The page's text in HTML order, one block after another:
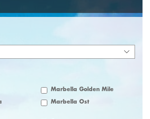
Marbella Golden Mile
Marbella Öst